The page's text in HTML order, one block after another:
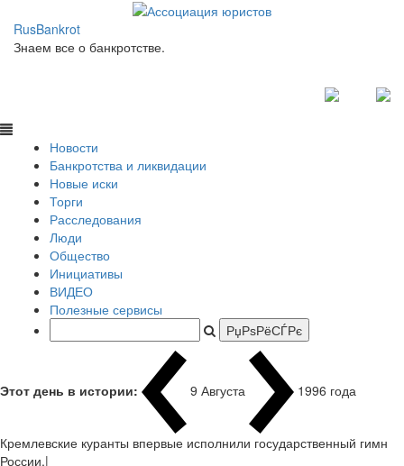
RusBankrot
Знаем все о банкротстве.
Новости
Банкротства и ликвидации
Новые иски
Торги
Расследования
Люди
Общество
Инициативы
ВИДЕО
Полезные сервисы
Этот день в истории: 9 Августа 1996 года
Кремлевские куранты впервые исполнили государственный гимн
России.|